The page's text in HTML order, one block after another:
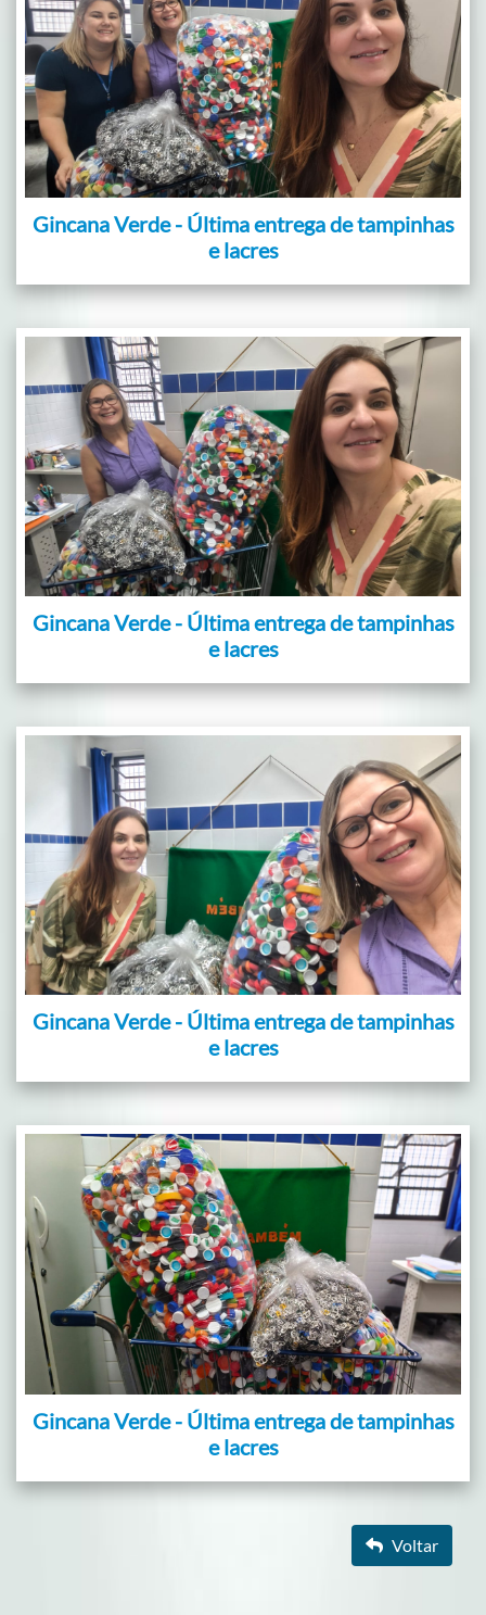
Gincana Verde - Última entrega de tampinhas
e lacres
Gincana Verde - Última entrega de tampinhas
e lacres
Gincana Verde - Última entrega de tampinhas
e lacres
Gincana Verde - Última entrega de tampinhas
e lacres
Voltar